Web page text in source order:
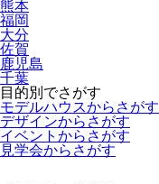
熊本
福岡
大分
佐賀
鹿児島
千葉
目的別でさがす
モデルハウスからさがす
デザインからさがす
イベントからさがす
見学会からさがす